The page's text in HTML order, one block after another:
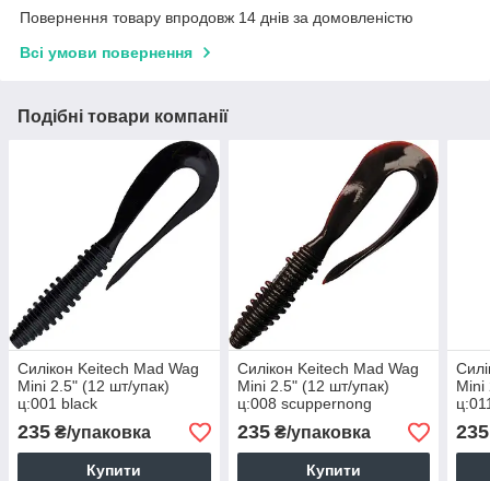
Повернення товару впродовж 14 днів за домовленістю
Всі умови повернення
Подібні товари компанії
Силікон Keitech Mad Wag
Mini 2.5" (12 шт/упак)
ц:001 black
235 ₴/упаковка
Купити
Силікон Keitech Mad Wag
Mini 2.5" (12 шт/упак)
ц:008 scuppernong
235₴/упаковка
Купити
Mini
235